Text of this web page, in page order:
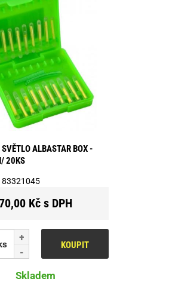
ALBASTAR BOX -
20KS
83321045
Kč s DPH
ks KOUPIT
Skladem